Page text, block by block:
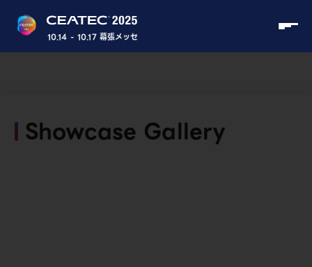
10.14 - 10.17 幕張メッセ
Showcase Gallery